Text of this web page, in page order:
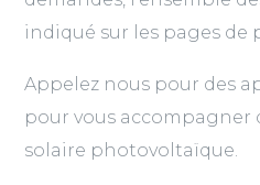
indiqué sur les pages de
Appelez nous pour des
pour vous accompagner
solaire photovoltaïque.